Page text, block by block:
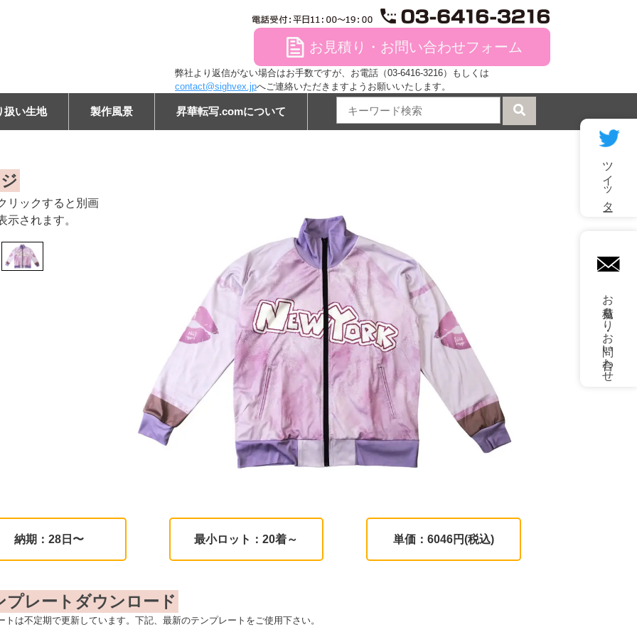
file お見積り・お問い合わせフォーム
弊社より返信がない場合はお手数ですが、お電話（03-6416-3216）もしくは
contact@sighvex.jpへご連絡いただきますようお願いいたします。
扱い生地 製作風景 昇華転写.comについて
リックすると別画
示されます。
納期：28日〜 最小ロット：20着～ 単価：6046円(税込)
プレートダウンロード
は不定期で更新しています。下記、最新のテンプレートをご使用下さい。
ツイッター
mail
お見積もり・お問い合わせ